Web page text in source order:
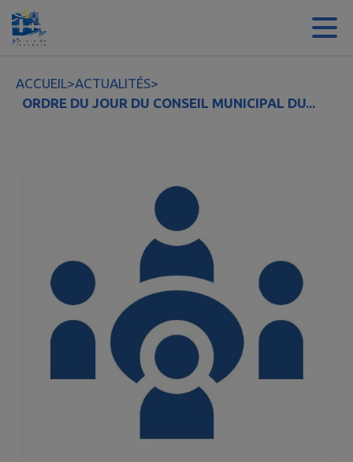
Contenu
ACCUEIL>ACTUALITÉS>
ORDRE DU JOUR DU CONSEIL MUNICIPAL DU...